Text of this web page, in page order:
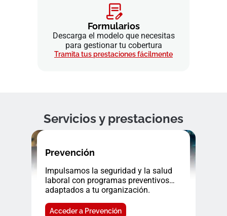
Formularios
Descarga el modelo que necesitas
para gestionar tu cobertura
Tramita tus prestaciones fácilmente
Servicios y prestaciones
Prevención
Impulsamos la seguridad y la salud
laboral con programas preventivos
adaptados a tu organización.
Acceder a Prevención